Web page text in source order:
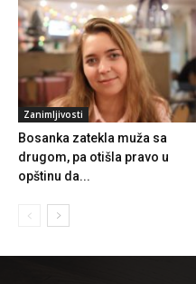
Zanimljivosti
Bosanka zatekla muža sa
drugom, pa otišla pravo u
opštinu da...